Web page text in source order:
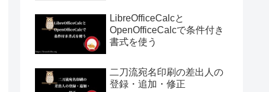
LibreOfficeCalcと
OpenOfficeCalcで条件付き
書式を使う
二刀流宛名印刷の差出人の
登録・追加・修正